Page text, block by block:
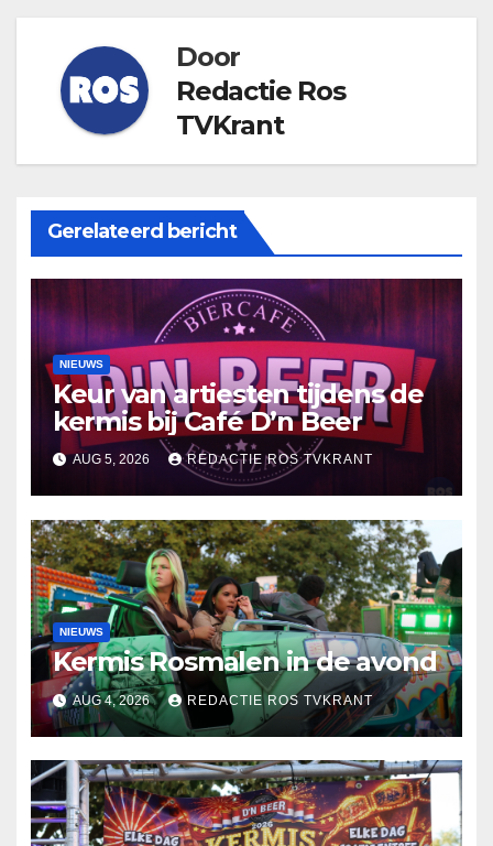
Door
Redactie Ros
TVKrant
Gerelateerd bericht
NIEUWS
Keur van artiesten tijdens de
kermis bij Café D’n Beer
AUG 5, 2026 REDACTIE ROS TVKRANT
NIEUWS
Kermis Rosmalen in de avond
AUG 4, 2026 REDACTIE ROS TVKRANT